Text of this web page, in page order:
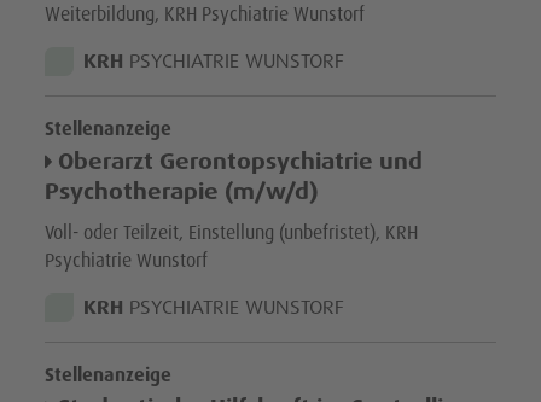
Weiterbildung, KRH Psychiatrie Wunstorf
STANDORT:
KRH PSYCHIATRIE WUNSTORF
Stellenanzeige
Oberarzt Gerontopsychiatrie und
Psychotherapie (m/w/d)
Voll- oder Teilzeit, Einstellung (unbefristet), KRH
Psychiatrie Wunstorf
STANDORT:
KRH PSYCHIATRIE WUNSTORF
Stellenanzeige